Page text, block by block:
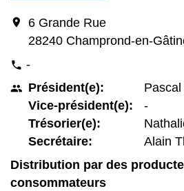
location_on
6 Grande Rue
28240 Champrond-en-
phone -
people Président(e):
Vice-président(e):
Trésorier(e):
Secrétaire:
-
Alain
Distribution par des
consommateurs